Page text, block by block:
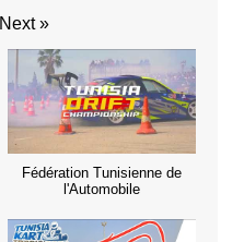
Next »
Fédération Tunisienne de
l'Automobile